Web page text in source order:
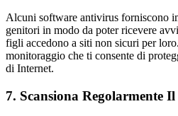
Alcuni software antivirus forniscono
genitori in modo da poter ricevere
figli accedono a siti non sicuri per
monitoraggio che ti consente di
di Internet.
7. Scansiona Regolarmente